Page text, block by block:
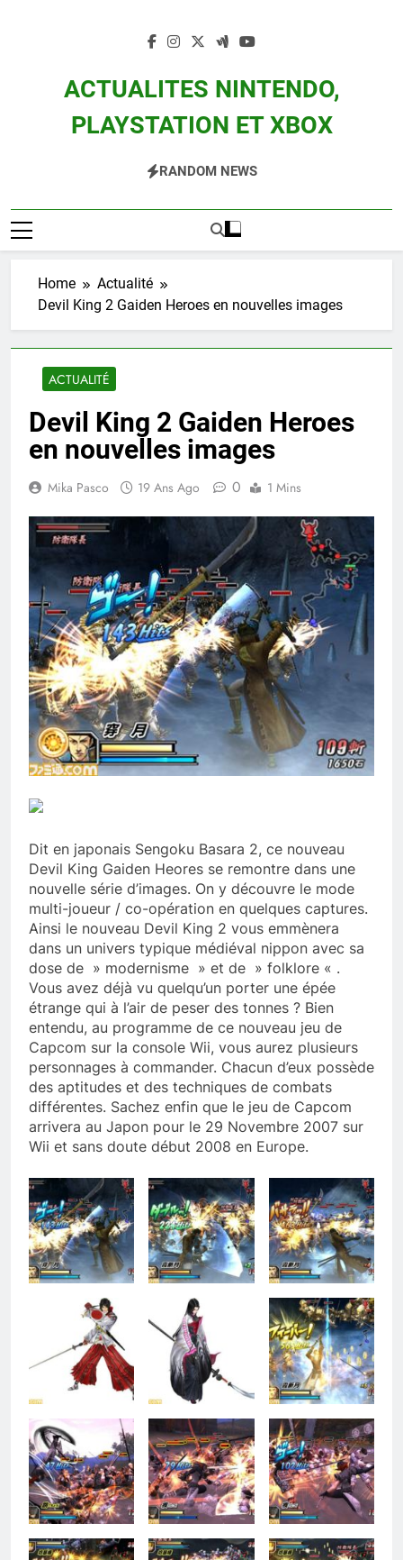
ACTUALITES NINTENDO,
PLAYSTATION ET XBOX
Zelda, Splatoon, Pokemon Entre Autres
RANDOM NEWS
Home
Actualité
Devil King 2 Gaiden Heroes en nouvelles images
ACTUALITÉ
Devil King 2 Gaiden Heroes
en nouvelles images
Mika Pasco 19 Ans Ago 0 1 Mins
Dit en japonais Sengoku Basara 2, ce nouveau
Devil King Gaiden Heores se remontre dans une
nouvelle série d’images. On y découvre le mode
multi-joueur / co-opération en quelques captures.
Ainsi le nouveau Devil King 2 vous emmènera
dans un univers typique médiéval nippon avec sa
dose de » modernisme » et de » folklore « .
Vous avez déjà vu quelqu’un porter une épée
étrange qui à l’air de peser des tonnes ? Bien
entendu, au programme de ce nouveau jeu de
Capcom sur la console Wii, vous aurez plusieurs
personnages à commander. Chacun d’eux possède
des aptitudes et des techniques de combats
différentes. Sachez enfin que le jeu de Capcom
arrivera au Japon pour le 29 Novembre 2007 sur
Wii et sans doute début 2008 en Europe.